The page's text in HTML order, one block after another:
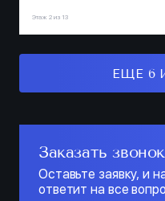
Этаж 2 из 13
ЕЩЕ 6
Заказать звонок
Оставьте заявку, и
ответит на все